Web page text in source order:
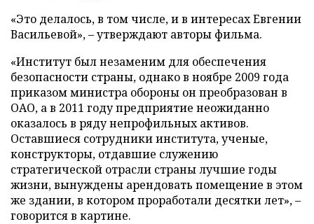
«Это делалось, в том числе, и в интересах Евгении
Васильевой», – утверждают авторы фильма.
«Институт был незаменим для обеспечения
безопасности страны, однако в ноябре 2009 года
приказом министра обороны он преобразован в
ОАО, а в 2011 году предприятие неожиданно
оказалось в ряду непрофильных активов.
Оставшиеся сотрудники института, ученые,
конструкторы, отдавшие служению
стратегической отрасли страны лучшие годы
жизни, вынуждены арендовать помещение в этом
же здании, в котором проработали десятки лет», –
говорится в картине.